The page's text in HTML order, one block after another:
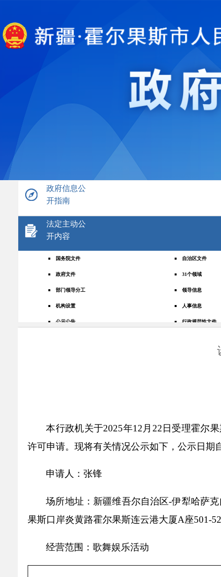
政府信息公
开指南
法定主动公
开内容
国务院文件 自治区文件
政府文件 31个领域
部门领导分工 领导信息
机构设置 人事信息
公示公告 行政规范性文件
助企纾困 重大决策预公开
乡村振兴 公共企事业单位
双随机、一公开
本行政机关于2025年12月22日受理霍尔
许可申请。现将有关情况公示如下，公示日期
申请人：张锋
场所地址：新疆维吾尔自治区-伊犁哈萨
果斯口岸炎黄路霍尔果斯连云港大厦A座501-
经营范围：歌舞娱乐活动